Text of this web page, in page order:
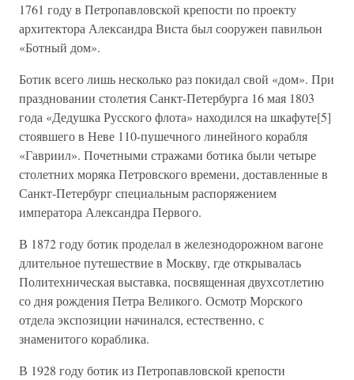
1761 году в Петропавловской крепости по проекту
архитектора Александра Виста был сооружен павильон
«Ботный дом».
Ботик всего лишь несколько раз покидал свой «дом». При
праздновании столетия Санкт-Петербурга 16 мая 1803
года «Дедушка Русского флота» находился на шкафуте[5]
стоявшего в Неве 110-пушечного линейного корабля
«Гавриил». Почетными стражами ботика были четыре
столетних моряка Петровского времени, доставленные в
Санкт-Петербург специальным распоряжением
императора Александра Первого.
В 1872 году ботик проделал в железнодорожном вагоне
длительное путешествие в Москву, где открывалась
Политехническая выставка, посвященная двухсотлетию
со дня рождения Петра Великого. Осмотр Морского
отдела экспозиции начинался, естественно, с
знаменитого кораблика.
В 1928 году ботик из Петропавловской крепости